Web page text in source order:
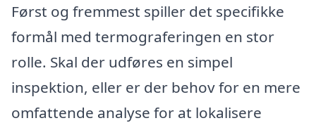
Først og fremmest spiller det specifikke
formål med termograferingen en stor
rolle. Skal der udføres en simpel
inspektion, eller er der behov for en mere
omfattende analyse for at lokalisere